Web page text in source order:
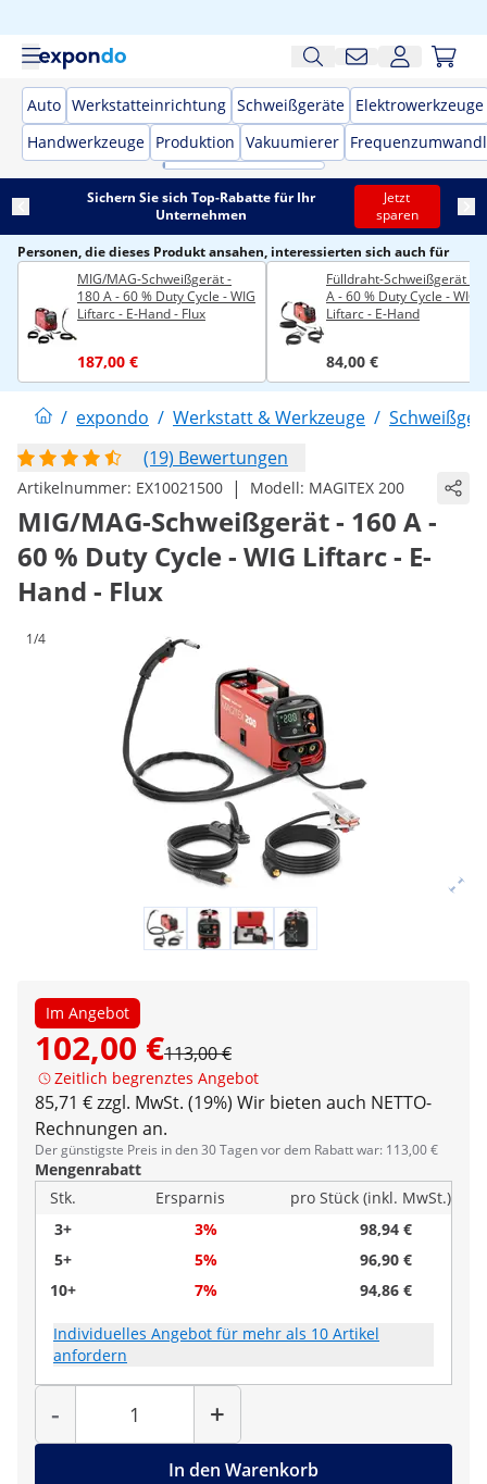
Auto Werkstatteinrichtung Schweißgeräte Elektrowerkzeuge
Handwerkzeuge Produktion Vakuumierer
Sichern Sie sich Top-Rabatte für Ihr
Unternehmen
Jetzt
sparen
Personen, die dieses Produkt ansahen, interessierten sich auch für
MIG/MAG-Schweißgerät -
180 A - 60 % Duty Cycle - WIG
Liftarc - E-Hand - Flux
187,00 €
Fülldraht-Schweißgerät -
A - 60 % Duty Cycle - WIG
Liftarc - E-Hand
84,00 €
/ expondo / Werkstatt & Werkzeuge /
(19) Bewertungen
Artikelnummer: EX10021500 | Modell: MAGITEX 200
MIG/MAG-Schweißgerät - 160 A -
60 % Duty Cycle - WIG Liftarc - E-
Hand - Flux
1/4
Im Angebot
102,00 €113,00 €
Zeitlich begrenztes Angebot
85,71 € zzgl. MwSt. (19%) Wir bieten auch NETTO-
Rechnungen an.
Der günstigste Preis in den 30 Tagen vor dem Rabatt war: 113,00 €
Mengenrabatt
Stk.
Ersparnis
pro Stück (inkl. MwSt.)
3+
3%
98,94 €
5+
5%
96,90 €
10+
7% 94,86 €
Individuelles Angebot für mehr als 10 Artikel
anfordern
-
Menge
+
In den Warenkorb